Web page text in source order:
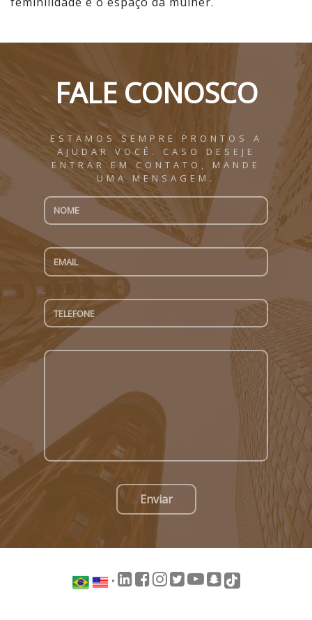
FALE CONOSCO
ESTAMOS SEMPRE PRONTOS A
AJUDAR VOCÊ. CASO DESEJE
ENTRAR EM CONTATO, MANDE
UMA MENSAGEM.
Enviar
•